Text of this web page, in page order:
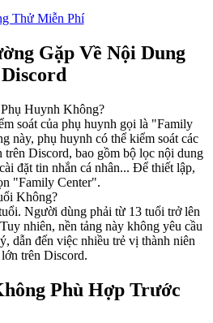
Thử Miễn Phí
Gặp Về Nội Dung
Huynh Không?
soát của phụ huynh gọi là "Family
này, phụ huynh có thể kiểm soát các
trên Discord, bao gồm bộ lọc nội dung
đặt tin nhắn cá nhân... Để thiết lập,
"Family Center".
Không?
Người dùng phải từ 13 tuổi trở lên
nhiên, nền tảng này không yêu cầu
dẫn đến việc nhiều trẻ vị thành niên
trên Discord.
Phù Hợp Trước